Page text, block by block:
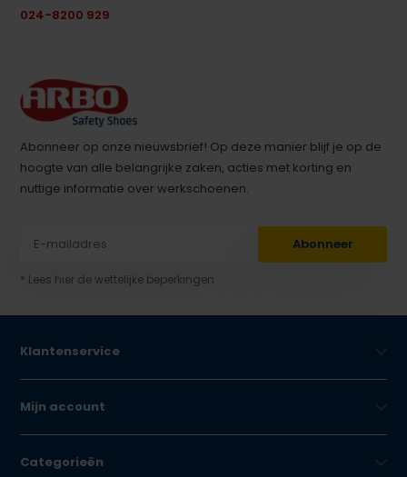
024-8200 929
Abonneer op onze nieuwsbrief! Op deze manier blijf je op de
hoogte van alle belangrijke zaken, acties met korting en
nuttige informatie over werkschoenen.
Abonneer
* Lees hier de wettelijke beperkingen
Klantenservice
Mijn account
Categorieën